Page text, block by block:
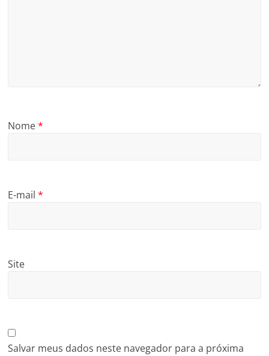
Nome*
E-mail*
Site
Salvar meus dados neste navegador para a próxima